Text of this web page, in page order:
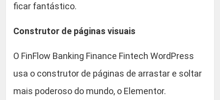
ficar fantástico.
Construtor de páginas visuais
O FinFlow Banking Finance Fintech WordPress
usa o construtor de páginas de arrastar e soltar
mais poderoso do mundo, o Elementor.